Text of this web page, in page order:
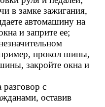
в замке зажигания,
автомашину на
и заприте ее;
прокол шины,
закройте окна и
разговор с
оставив